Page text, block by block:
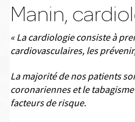
Manin,
« Lacardiologie consiste à
cardiovasculaires, les
La majorité de nos patients
coronariennes et le
facteurs de risque.